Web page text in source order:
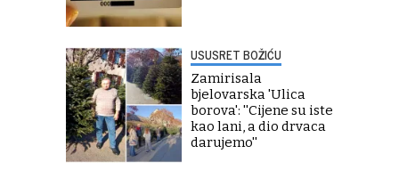
USUSRET BOŽIĆU
Zamirisala
bjelovarska 'Ulica
borova': ''Cijene su iste
kao lani, a dio drvaca
darujemo''